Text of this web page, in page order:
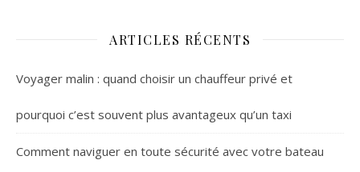
ARTICLES RÉCENTS
Voyager malin : quand choisir un chauffeur privé et
pourquoi c’est souvent plus avantageux qu’un taxi
Comment naviguer en toute sécurité avec votre bateau